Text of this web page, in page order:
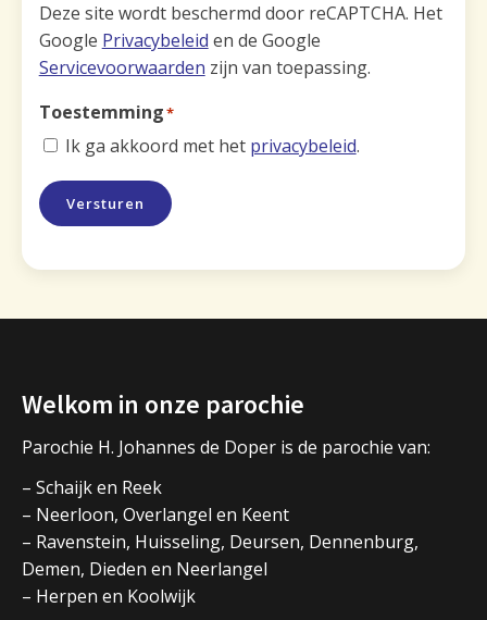
Deze site wordt beschermd door reCAPTCHA. Het
Google Privacybeleid en de Google
Servicevoorwaarden zijn van toepassing.
Toestemming*
Ik ga akkoord met het privacybeleid.
Versturen
Welkom in onze parochie
Parochie H. Johannes de Doper is de parochie van:
– Schaijk en Reek
– Neerloon, Overlangel en Keent
– Ravenstein, Huisseling, Deursen, Dennenburg,
Demen, Dieden en Neerlangel
– Herpen en Koolwijk